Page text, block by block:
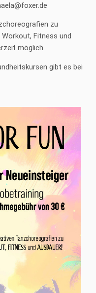
zu
Fitness und
möglich.
gibt es bei